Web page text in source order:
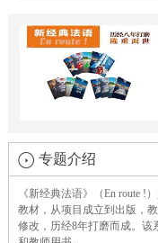
专题介绍
《新经典法语》（En route !
教材，从项目成立到出版，
修改，历经8年打磨而成。该